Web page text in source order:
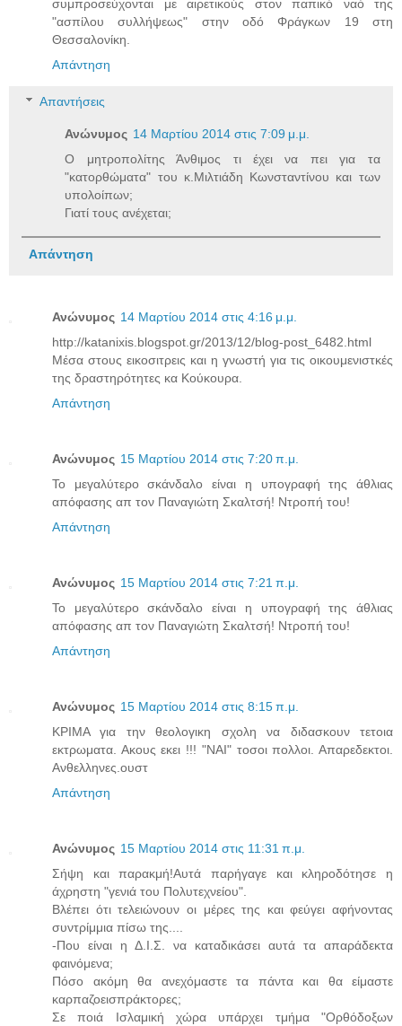
συμπροσεύχονται με αιρετικούς στον παπικό ναό της
"ασπίλου συλλήψεως" στην οδό Φράγκων 19 στη
Θεσσαλονίκη.
Απάντηση
Απαντήσεις
Ανώνυμος 14 Μαρτίου 2014 στις 7:09 μ.μ.
Ο μητροπολίτης Άνθιμος τι έχει να πει για τα
"κατορθώματα" του κ.Μιλτιάδη Κωνσταντίνου και των
υπολοίπων;
Γιατί τους ανέχεται;
Απάντηση
Ανώνυμος 14 Μαρτίου 2014 στις 4:16 μ.μ.
http://katanixis.blogspot.gr/2013/12/blog-post_6482.html
Μέσα στους εικοσιτρεις και η γνωστή για τις οικουμενιστκές
της δραστηρότητες κα Κούκουρα.
Απάντηση
Ανώνυμος 15 Μαρτίου 2014 στις 7:20 π.μ.
To μεγαλύτερο σκάνδαλο είναι η υπογραφή της άθλιας
απόφασης απ τον Παναγιώτη Σκαλτσή! Ντροπή του!
Απάντηση
Ανώνυμος 15 Μαρτίου 2014 στις 7:21 π.μ.
To μεγαλύτερο σκάνδαλο είναι η υπογραφή της άθλιας
απόφασης απ τον Παναγιώτη Σκαλτσή! Ντροπή του!
Απάντηση
Ανώνυμος 15 Μαρτίου 2014 στις 8:15 π.μ.
ΚΡΙΜΑ για την θεολογικη σχολη να διδασκουν τετοια
εκτρωματα. Ακους εκει !!! "ΝΑΙ" τοσοι πολλοι. Απαρεδεκτοι.
Ανθελληνες.ουστ
Απάντηση
Ανώνυμος 15 Μαρτίου 2014 στις 11:31 π.μ.
Σήψη και παρακμή!Αυτά παρήγαγε και κληροδότησε η
άχρηστη "γενιά του Πολυτεχνείου".
Βλέπει ότι τελειώνουν οι μέρες της και φεύγει αφήνοντας
συντρίμμια πίσω της....
-Που είναι η Δ.Ι.Σ. να καταδικάσει αυτά τα απαράδεκτα
φαινόμενα;
Πόσο ακόμη θα ανεχόμαστε τα πάντα και θα είμαστε
καρπαζοεισπράκτορες;
Σε ποιά Ισλαμική χώρα υπάρχει τμήμα "Ορθόδοξων